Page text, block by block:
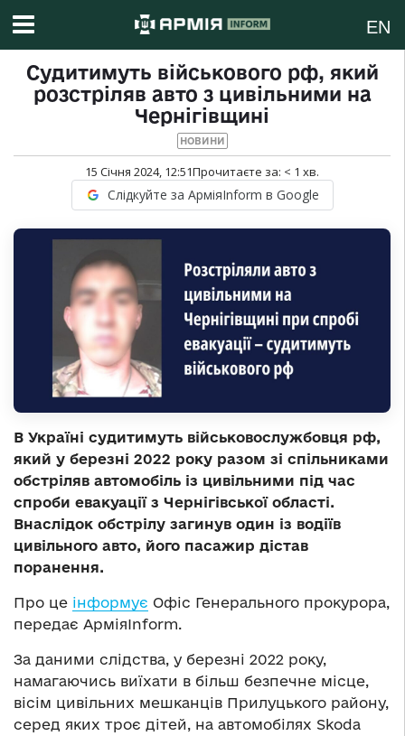
EN
Судитимуть військового рф, який
розстріляв авто з цивільними на
Чернігівщині
НОВИНИ
15 Січня 2024, 12:51Прочитаєте за: < 1 хв.
Слідкуйте за АрміяInform в Google
В Україні судитимуть військовослужбовця рф,
який у березні 2022 року разом зі спільниками
обстріляв автомобіль із цивільними під час
спроби евакуації з Чернігівської області.
Внаслідок обстрілу загинув один із водіїв
цивільного авто, його пасажир дістав
поранення.
Про це інформує Офіс Генерального прокурора,
передає АрміяInform.
За даними слідства, у березні 2022 року,
намагаючись виїхати в більш безпечне місце,
вісім цивільних мешканців Прилуцького району,
серед яких троє дітей, на автомобілях Skoda